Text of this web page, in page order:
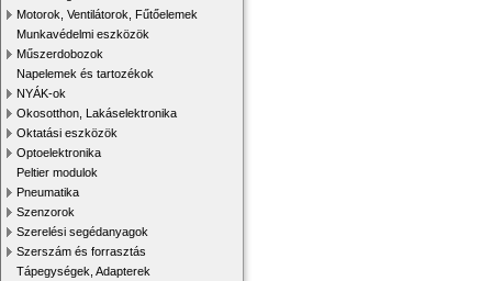
Motorok, Ventilátorok, Fűtőelemek
Munkavédelmi eszközök
Műszerdobozok
Napelemek és tartozékok
NYÁK-ok
Okosotthon, Lakáselektronika
Oktatási eszközök
Optoelektronika
Peltier modulok
Pneumatika
Szenzorok
Szerelési segédanyagok
Szerszám és forrasztás
Tápegységek, Adapterek